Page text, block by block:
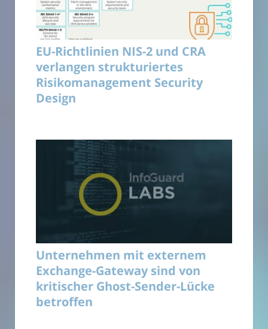
EU-Richtlinien NIS-2 und CRA
verlangen strukturiertes
Risikomanagement Security
Design
Unternehmen mit externem
Exchange-Gateway sind von
kritischer Ghost-Sender-Lücke
betroffen